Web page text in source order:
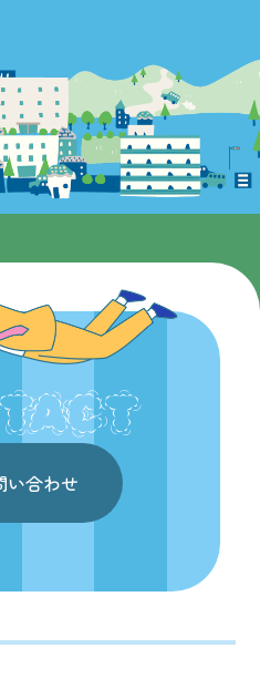
い合わせ